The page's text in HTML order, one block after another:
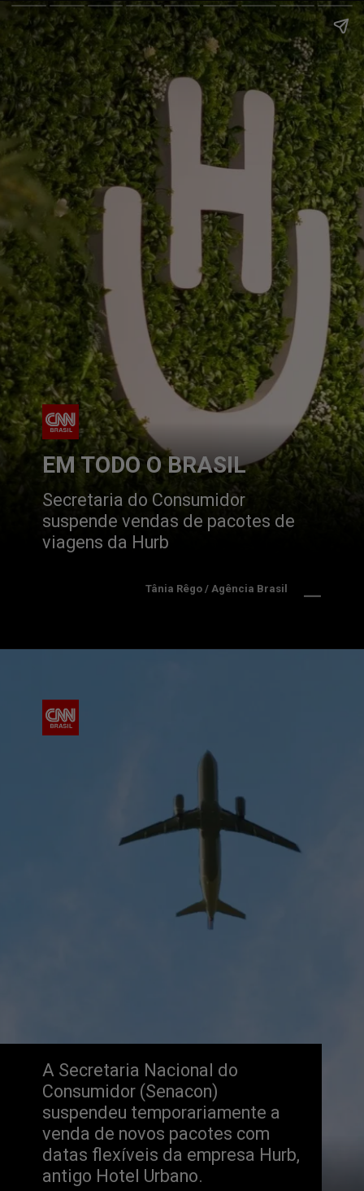
EM TODO O BRASIL
Secretaria do Consumidor
suspende vendas de pacotes de
viagens da Hurb
Tânia Rêgo / Agência Brasil
A Secretaria Nacional do
Consumidor (Senacon)
suspendeu temporariamente a
venda de novos pacotes com
datas flexíveis da empresa Hurb,
antigo Hotel Urbano.